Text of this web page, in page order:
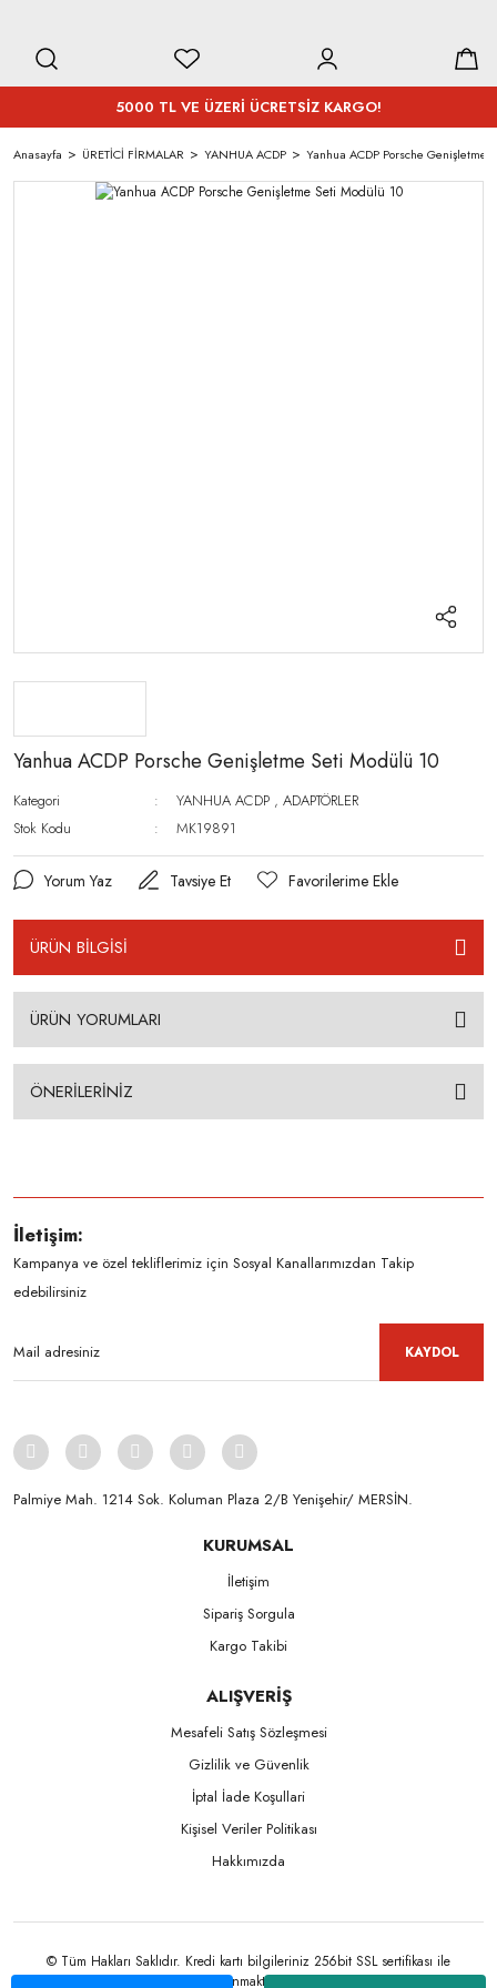
5000 TL VE ÜZERİ ÜCRETSİZ KARGO!
Anasayfa ÜRETİCİ FİRMALAR YANHUA ACDP Yanhua ACDP Porsche Genişletme
Yanhua ACDP Porsche Genişletme Seti Modülü 10
Kategori YANHUA ACDP ,ADAPTÖRLER
Stok Kodu
MK19891
Yorum Yaz Tavsiye Et
ÜRÜN BİLGİSİ
ÜRÜN YORUMLARI
ÖNERİLERİNİZ
İletişim:
Kampanya ve özel tekliflerimiz için Sosyal Kanallarımızdan Takip
edebilirsiniz
KAYDOL
Palmiye Mah. 1214 Sok. Koluman Plaza 2/B Yenişehir/ MERSİN.ㅤㅤㅤㅤㅤㅤㅤㅤㅤㅤㅤㅤㅤㅤㅤㅤㅤㅤㅤㅤㅤㅤㅤㅤㅤㅤㅤㅤㅤㅤㅤㅤㅤㅤㅤ ㅤㅤㅤㅤㅤㅤㅤㅤㅤㅤ
KURUMSAL
İletişim
Sipariş Sorgula
Kargo Takibi
ALIŞVERİŞ
Mesafeli Satış Sözleşmesi
Gizlilik ve Güvenlik
İptal İade Koşullari
Kişisel Veriler Politikası
Hakkımızda
© Tüm Hakları Saklıdır. Kredi kartı bilgileriniz 256bit SSL sertifikası ile
korunmaktadır.